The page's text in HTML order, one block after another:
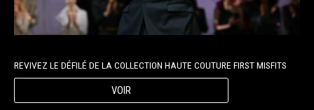
REVIVEZ LE DÉFILÉ DE LA COLLECTION HAUTE COUTURE FIRST MISFITS
VOIR